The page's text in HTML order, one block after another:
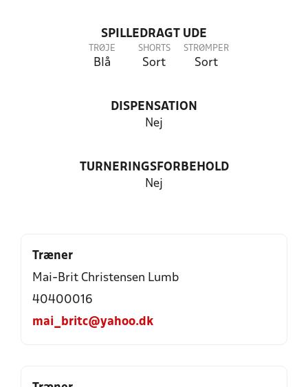
SPILLEDRAGT UDE
TRØJE
Blå
SHORTS
Sort
STRØMPER
Sort
DISPENSATION
Nej
TURNERINGSFORBEHOLD
Nej
Træner
Mai-Brit Christensen Lumb
40400016
mai_britc@yahoo.dk